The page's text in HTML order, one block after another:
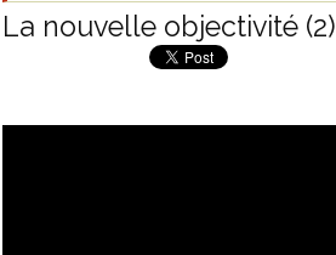
La nouvelle objectivité (2)